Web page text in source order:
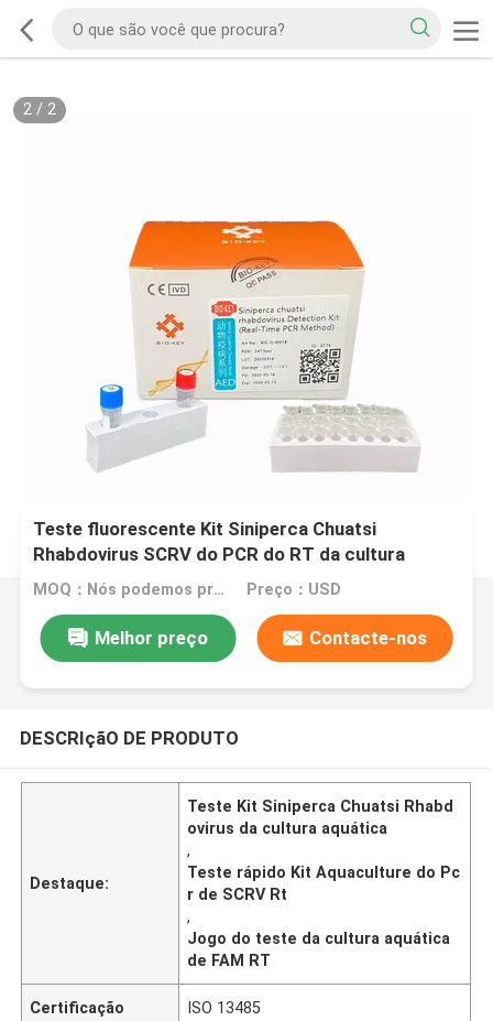
2/ 2
Teste fluorescente Kit Siniperca Chuatsi
Rhabdovirus SCRV do PCR do RT da cultura
aquática de FAM
MOQ：Nós podemos produzir jogos líquidos e liofilizados Preço：USD
Melhor preço Contacte-nos
DESCRIçãO DE PRODUTO
Destaque:
Teste Kit Siniperca Chuatsi Rhabd
ovirus da cultura aquática
,
Teste rápido Kit Aquaculture do Pc
r de SCRV Rt
,
Jogo do teste da cultura aquática
de FAM RT
Certificação ISO 13485